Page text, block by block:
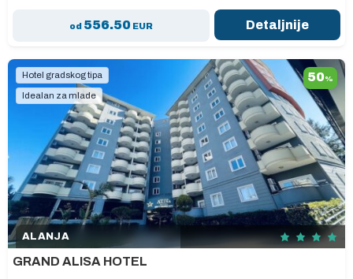
od 556.50EUR Detaljnije
Hotel gradskog tipa
Idealan za mlade
50%
ALANJA
GRAND ALISA HOTEL